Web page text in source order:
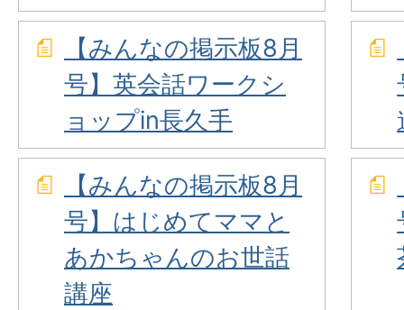
【みんなの掲示板8月
号】英会話ワークシ
ョップin長久手
【みんなの掲示板8月
号】はじめてママと
あかちゃんのお世話
講座